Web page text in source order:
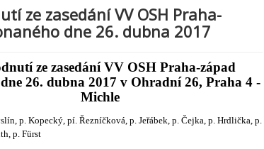
ze zasedání VV OSH Praha-
dne 26. dubna 2017
ze zasedání VV OSH Praha-západ
26. dubna 2017 v Ohradní 26, Praha 4 -
Michle
p. Kopecký, pí. Řezníčková, p. Jeřábek, p. Čejka, p. Hrdlička, p.
p. Fürst